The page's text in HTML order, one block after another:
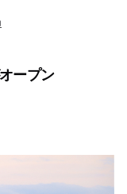
ープン